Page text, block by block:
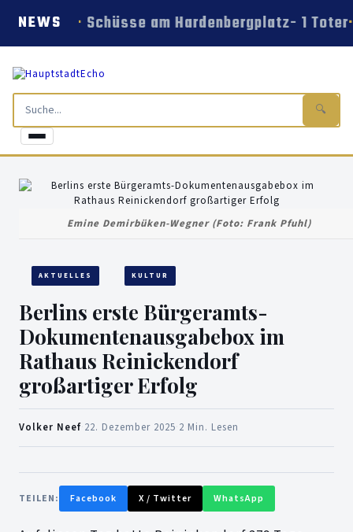
NEWS Schüsse am Hardenbergplatz- 1 Toter
🔍
Emine Demirbüken-Wegner (Foto: Frank Pfuhl)
AKTUELLES KULTUR
Berlins erste Bürgeramts-
Dokumentenausgabebox im
Rathaus Reinickendorf
großartiger Erfolg
Volker Neef 22. Dezember 2025 2 Min. Lesen
TEILEN: Facebook X / Twitter WhatsApp